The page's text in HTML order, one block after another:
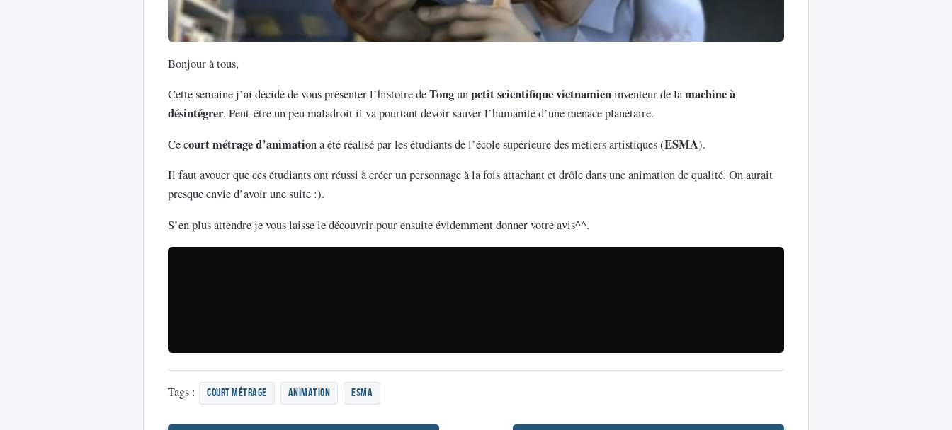
Bonjour à tous,
Cette semaine j’ai décidé de vous présenter l’histoire deTongunpetit scientifique vietnamieninventeur de lamachine à
désintégrer. Peut-être un peu maladroit il va pourtant devoir sauver l’humanité d’une menace planétaire.
Ce court métrage d’animation a été réalisé par les étudiants de l’école supérieure des métiers artistiques (ESMA).
Il faut avouer que ces étudiants ont réussi à créer un personnage à la fois attachant et drôle dans une animation de qualité. On aurait
presque envie d’avoir une suite :).
S’en plus attendre je vous laisse le découvrir pour ensuite évidemment donner votre avis^^.
Tags : court métrage animation ESMA